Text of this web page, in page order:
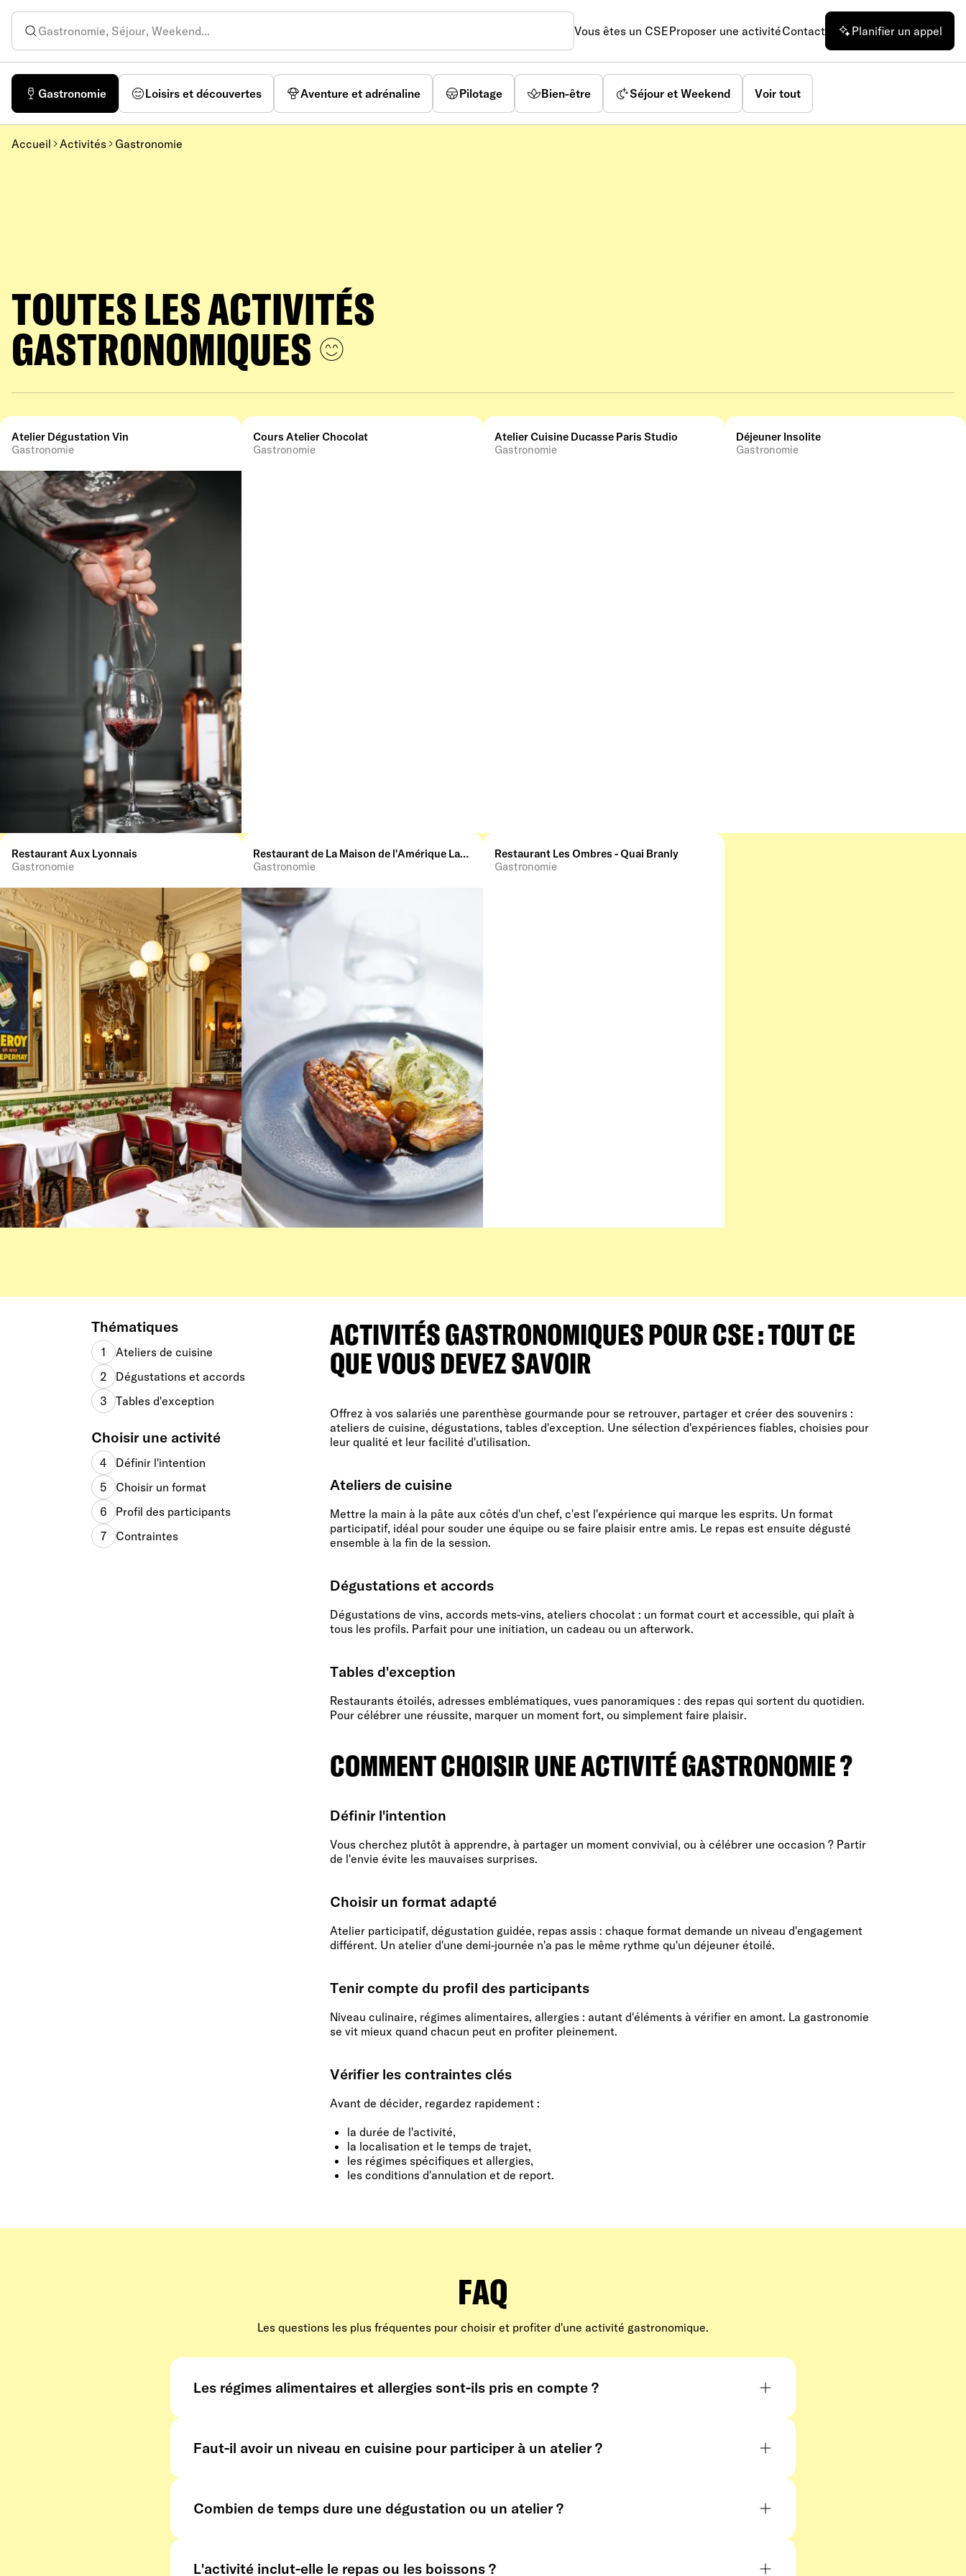
Vous êtes un CSEProposer une activitéContact Planifier un appel
Gastronomie Loisirs et découvertes Aventure et adrénaline Pilotage Bien-être Séjour et Weekend Voir tout
Accueil Activités Gastronomie
TOUTES LES ACTIVITÉS
GASTRONOMIQUES
Atelier Dégustation Vin
Gastronomie
Cours Atelier Chocolat
Gastronomie
Atelier Cuisine Ducasse Paris Studio
Gastronomie
Déjeuner Insolite
Gastronomie
Restaurant Aux Lyonnais
Gastronomie
Restaurant de La Maison de l'Amérique Latine
Gastronomie
Restaurant Les Ombres - Quai Branly
Gastronomie
Thématiques
1
Ateliers de cuisine
2
Dégustations et accords
3
Tables d'exception
Choisir une activité
4
Définir l'intention
5
Choisir un format
6
Profil des participants
7
Contraintes
ACTIVITÉS GASTRONOMIQUES POUR CSE : TOUT CE
QUE VOUS DEVEZ SAVOIR
Offrez à vos salariés une parenthèse gourmande pour se retrouver, partager et créer des souvenirs :
ateliers de cuisine, dégustations, tables d'exception. Une sélection d'expériences fiables, choisies pour
leur qualité et leur facilité d'utilisation.
Ateliers de cuisine
Mettre la main à la pâte aux côtés d'un chef, c'est l'expérience qui marque les esprits. Un format
participatif, idéal pour souder une équipe ou se faire plaisir entre amis. Le repas est ensuite dégusté
ensemble à la fin de la session.
Dégustations et accords
Dégustations de vins, accords mets-vins, ateliers chocolat : un format court et accessible, qui plaît à
tous les profils. Parfait pour une initiation, un cadeau ou un afterwork.
Tables d'exception
Restaurants étoilés, adresses emblématiques, vues panoramiques : des repas qui sortent du quotidien.
Pour célébrer une réussite, marquer un moment fort, ou simplement faire plaisir.
COMMENT CHOISIR UNE ACTIVITÉ GASTRONOMIE ?
Définir l'intention
Vous cherchez plutôt à apprendre, à partager un moment convivial, ou à célébrer une occasion ? Partir
de l'envie évite les mauvaises surprises.
Choisir un format adapté
Atelier participatif, dégustation guidée, repas assis : chaque format demande un niveau d'engagement
différent. Un atelier d'une demi-journée n'a pas le même rythme qu'un déjeuner étoilé.
Tenir compte du profil des participants
Niveau culinaire, régimes alimentaires, allergies : autant d'éléments à vérifier en amont. La gastronomie
se vit mieux quand chacun peut en profiter pleinement.
Vérifier les contraintes clés
Avant de décider, regardez rapidement :
la durée de l'activité,
la localisation et le temps de trajet,
les régimes spécifiques et allergies,
les conditions d'annulation et de report.
FAQ
Les questions les plus fréquentes pour choisir et profiter d'une activité gastronomique.
Les régimes alimentaires et allergies sont-ils pris en compte ?
Faut-il avoir un niveau en cuisine pour participer à un atelier ?
Combien de temps dure une dégustation ou un atelier ?
L'activité inclut-elle le repas ou les boissons ?